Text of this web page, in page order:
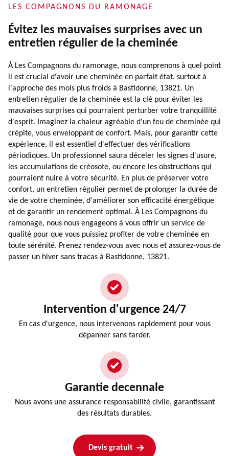
LES COMPAGNONS DU RAMONAGE
Évitez les mauvaises surprises avec un
entretien régulier de la cheminée
À Les Compagnons du ramonage, nous comprenons à quel point
il est crucial d'avoir une cheminée en parfait état, surtout à
l'approche des mois plus froids à Bastidonne, 13821. Un
entretien régulier de la cheminée est la clé pour éviter les
mauvaises surprises qui pourraient perturber votre tranquillité
d'esprit. Imaginez la chaleur agréable d'un feu de cheminée qui
crépite, vous enveloppant de confort. Mais, pour garantir cette
expérience, il est essentiel d'effectuer des vérifications
périodiques. Un professionnel saura déceler les signes d'usure,
les accumulations de créosote, ou encore les obstructions qui
pourraient nuire à votre sécurité. En plus de préserver votre
confort, un entretien régulier permet de prolonger la durée de
vie de votre cheminée, d'améliorer son efficacité énergétique
et de garantir un rendement optimal. À Les Compagnons du
ramonage, nous nous engageons à vous offrir un service de
qualité pour que vous puissiez profiter de votre cheminée en
toute sérénité. Prenez rendez-vous avec nous et assurez-vous de
passer un hiver sans tracas à Bastidonne, 13821.
Intervention d'urgence 24/7
En cas d'urgence, nous intervenons rapidement pour vous
dépanner sans tarder.
Garantie decennale
Nous avons une assurance responsabilité civile, garantissant
des résultats durables.
Devis gratuit